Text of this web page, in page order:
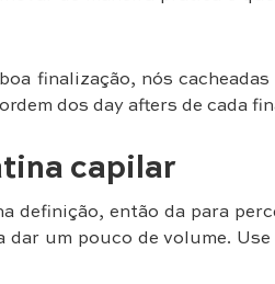
finalização, nós
dos day afters de cada
capilar
definição, então da para
dar um pouco de volume.